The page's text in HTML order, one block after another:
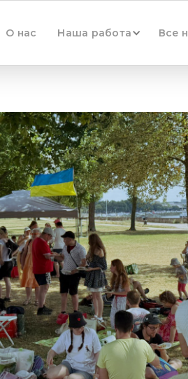
О нас Наша работа Все